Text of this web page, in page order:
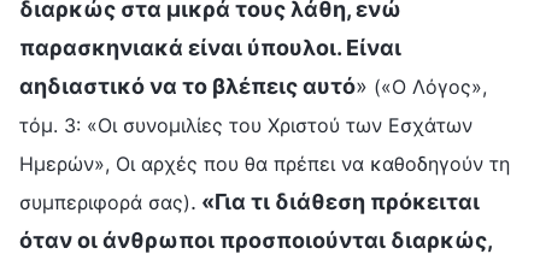
διαρκώς στα μικρά τους λάθη, ενώ
παρασκηνιακά είναι ύπουλοι. Είναι
αηδιαστικό να το βλέπεις αυτό» («Ο Λόγος»,
τόμ. 3: «Οι συνομιλίες του Χριστού των Εσχάτων
Ημερών», Οι αρχές που θα πρέπει να καθοδηγούν τη
συμπεριφορά σας). «Για τι διάθεση πρόκειται
όταν οι άνθρωποι προσποιούνται διαρκώς,